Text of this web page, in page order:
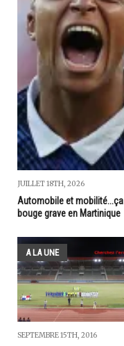
JUILLET 18TH, 2026
Automobile et mobilité...ça
bouge grave en Martinique
A LA UNE
SEPTEMBRE 15TH, 2016